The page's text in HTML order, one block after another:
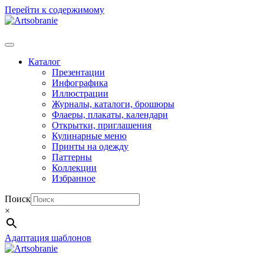
Перейти к содержимому
Каталог
Презентации
Инфографика
Иллюстрации
Журналы, каталоги, брошюры
Флаеры, плакаты, календари
Открытки, приглашения
Кулинарные меню
Принты на одежду
Паттерны
Коллекции
Избранное
Поиск
×
Адаптация шаблонов